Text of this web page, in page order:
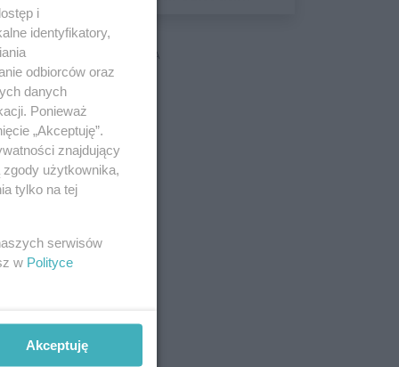
złotych
REKLAMA
i
identyfikatory,
odbiorców oraz
danych
Ponieważ
„Akceptuję”.
znajdujący
użytkownika,
tylko na tej
serwisów
w Polityce
Akceptuję